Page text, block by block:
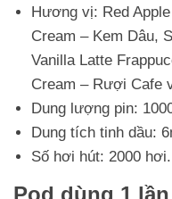
Hương vị: Red
Cream – Kem Dâu,
Vanilla Latte
Cream – Rượi Cafe
Dung lượng pin:
Dung tích tinh dầu:
Số hơi hút: 2000 hơi.
Pod dùng 1